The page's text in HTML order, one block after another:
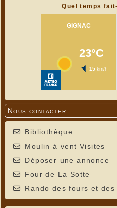
Quel temps
Nous contacter
Bibliothèque
Moulin à vent Visites
Déposer une annonce
Four de La Sotte
Rando des fours et des